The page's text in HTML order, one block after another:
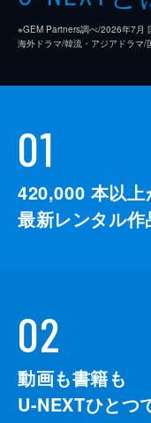
※GEM Partners調べ/2026年7⽉
海外ドラマ/韓流・アジアドラマ/
01
420,000 本以上
最新レンタル作
02
動画も書籍も
U-NEXTひとつ